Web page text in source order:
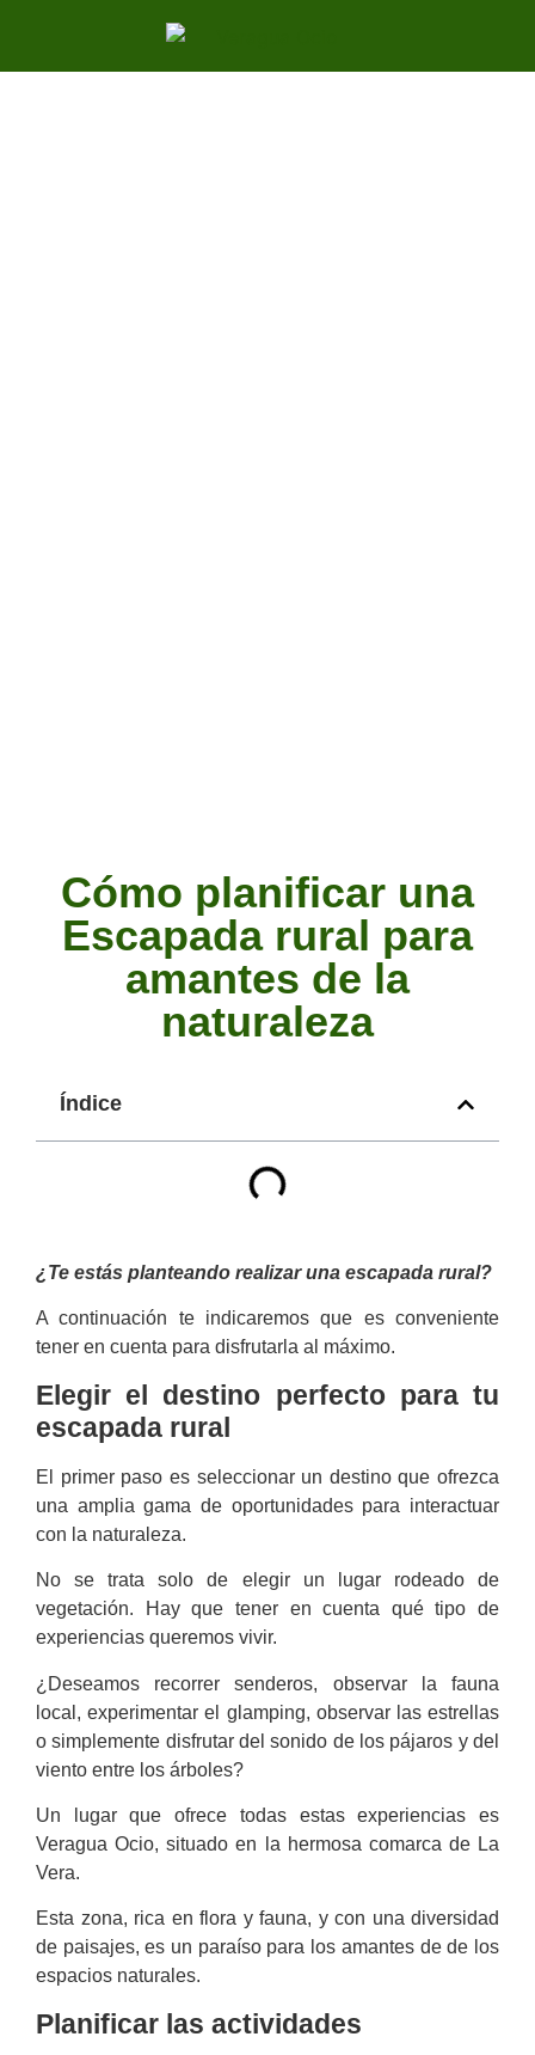
Cómo planificar una
Escapada rural para
amantes de la
naturaleza
Índice
¿Te estás planteando realizar una escapada rural?
A continuación te indicaremos que es conveniente
tener en cuenta para disfrutarla al máximo.
Elegir el destino perfecto para tu
escapada rural
El primer paso es seleccionar un destino que ofrezca
una amplia gama de oportunidades para interactuar
con la naturaleza.
No se trata solo de elegir un lugar rodeado de
vegetación. Hay que tener en cuenta qué tipo de
experiencias queremos vivir.
¿Deseamos recorrer senderos, observar la fauna
local, experimentar el glamping, observar las estrellas
o simplemente disfrutar del sonido de los pájaros y del
viento entre los árboles?
Un lugar que ofrece todas estas experiencias es
Veragua Ocio, situado en la hermosa comarca de La
Vera.
Esta zona, rica en flora y fauna, y con una diversidad
de paisajes, es un paraíso para los amantes de de los
espacios naturales.
Planificar las actividades